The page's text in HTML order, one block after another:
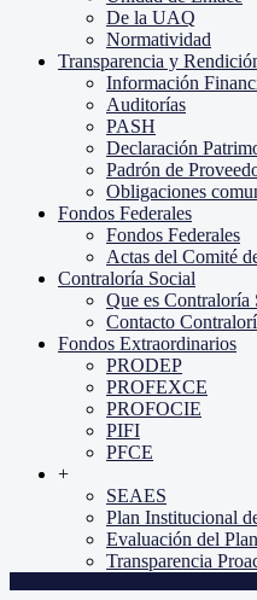
De la UAQ
Normatividad
Transparencia y
Información
Auditorías
PASH
Declaración
Padrón de
Obligaciones
Fondos Federales
Fondos Federales
Actas del Comité
Contraloría Social
Que es Contraloría
Contacto
Fondos Extraordinarios
PRODEP
PROFEXCE
PROFOCIE
PIFI
PFCE
+
SEAES
Plan Institucional
Evaluación del
Transparencia